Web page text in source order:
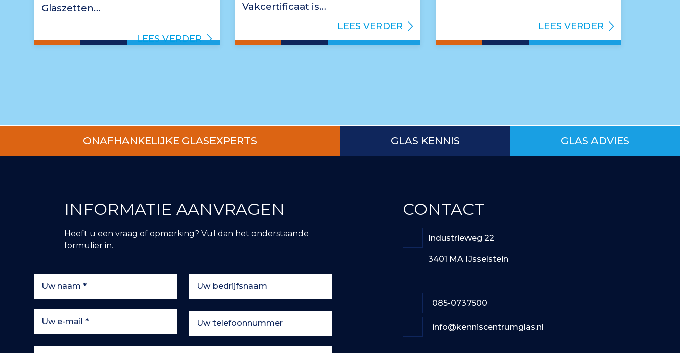
Glaszetten…
LEES VERDER
Vakcertificaat is…
LEES VERDER LEES VERDER
ONAFHANKELIJKE GLASEXPERTS GLAS KENNIS GLAS ADVIES
INFORMATIE AANVRAGEN
Heeft u een vraag of opmerking? Vul dan het onderstaande
formulier in.
CONTACT
Industrieweg 22
3401 MA IJsselstein
085-0737500
info@kenniscentrumglas.nl